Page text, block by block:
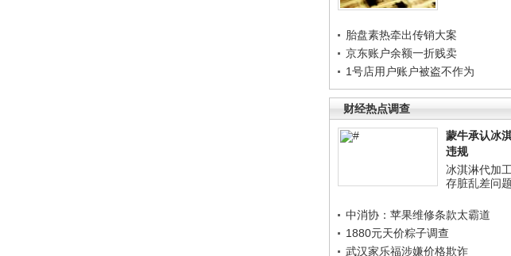
胎盘素热牵出传销大案
京东账户余额一折贱卖
1号店用户账户被盗不作为
财经热点调查
蒙牛承认冰
违规
冰淇淋代加
存脏乱差问题
中消协：苹果维修条款太霸道
1880元天价粽子调查
武汉家乐福涉嫌价格欺诈